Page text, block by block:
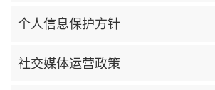
个人信息保护方针
社交媒体运营政策